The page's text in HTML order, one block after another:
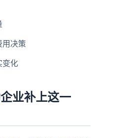
用决策
变化
业补上这一